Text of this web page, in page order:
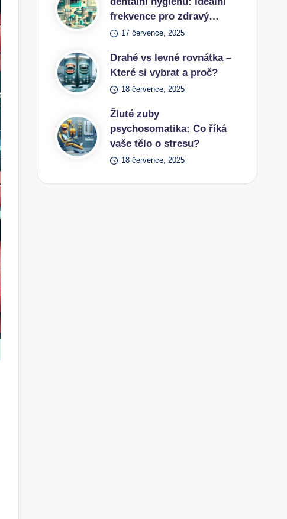
frekvence pro zdravý…
17 července, 2025
Drahé vs levné rovnátka –
Které si vybrat a proč?
18 července, 2025
Žluté zuby
psychosomatika: Co říká
vaše tělo o stresu?
18 července, 2025